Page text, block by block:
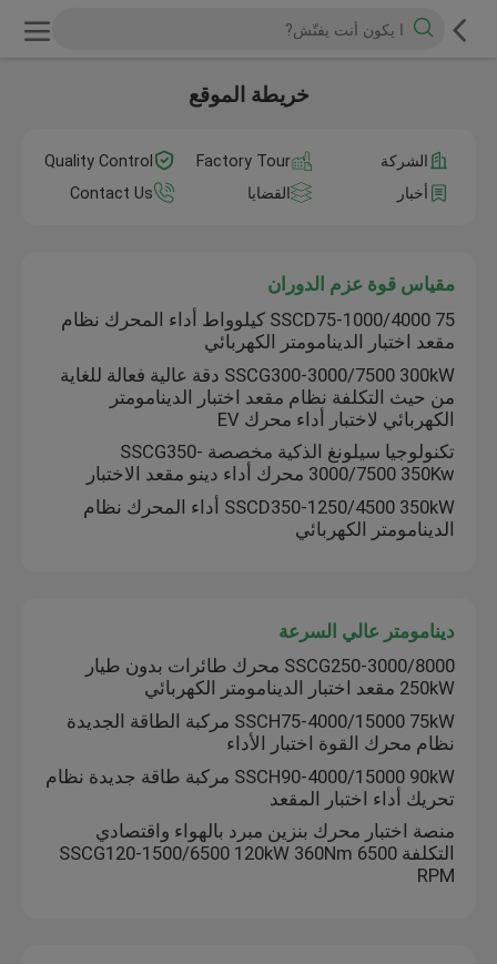
خريطة الموقع
الشركة Factory Tour
Quality Control
أخبار
القضايا Contact Us
مقياس قوة عزم الدوران
SSCD75-1000/4000 75 كيلوواط أداء المحرك نظام
مقعد اختبار الدينامومتر الكهربائي
SSCG300-3000/7500 300kW دقة عالية فعالة للغاية
من حيث التكلفة نظام مقعد اختبار الدينامومتر
الكهربائي لاختبار أداء محرك EV
تكنولوجيا سيلونغ الذكية مخصصة SSCG350-
3000/7500 350Kw محرك أداء دينو مقعد الاختبار
SSCD350-1250/4500 350kW أداء المحرك نظام
الدينامومتر الكهربائي
دينامومتر عالي السرعة
SSCG250-3000/8000 محرك طائرات بدون طيار
250kW مقعد اختبار الدينامومتر الكهربائي
SSCH75-4000/15000 75kW مركبة الطاقة الجديدة
نظام محرك القوة اختبار الأداء
SSCH90-4000/15000 90kW مركبة طاقة جديدة نظام
تحريك أداء اختبار المقعد
منصة اختبار محرك بنزين مبرد بالهواء واقتصادي
التكلفة SSCG120-1500/6500 120kW 360Nm 6500
RPM